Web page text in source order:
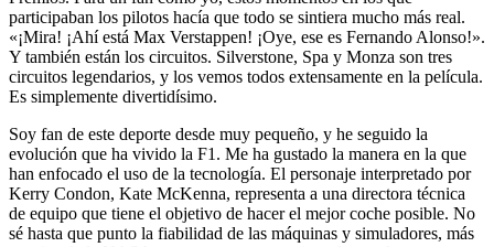
participaban los pilotos hacía que todo se sintiera mucho más real.
«¡Mira! ¡Ahí está Max Verstappen! ¡Oye, ese es Fernando Alonso!».
Y también están los circuitos. Silverstone, Spa y Monza son tres
circuitos legendarios, y los vemos todos extensamente en la película.
Es simplemente divertidísimo.
Soy fan de este deporte desde muy pequeño, y he seguido la
evolución que ha vivido la F1. Me ha gustado la manera en la que
han enfocado el uso de la tecnología. El personaje interpretado por
Kerry Condon, Kate McKenna, representa a una directora técnica
de equipo que tiene el objetivo de hacer el mejor coche posible. No
sé hasta que punto la fiabilidad de las máquinas y simuladores, más